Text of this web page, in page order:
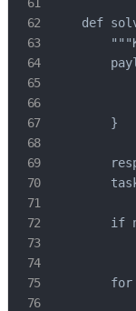
def
        }
if
for